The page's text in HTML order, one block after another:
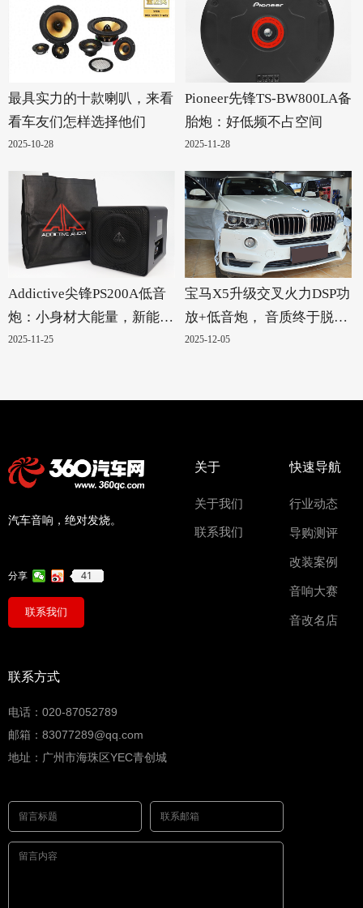
最具实力的十款喇叭，来看
看车友们怎样选择他们
2025-10-28
Pioneer先锋TS-BW800LA备
胎炮：好低频不占空间
2025-11-28
Addictive尖锋PS200A低音
炮：小身材大能量，新能源
汽车的绝配！
2025-11-25
宝马X5升级交叉火力DSP功
放+低音炮， 音质终于脱胎
换骨
2025-12-05
联系我们
汽车音响，绝对发烧。
分享 41
关于
关于我们
联系我们
快速导航
行业动态
导购测评
改装案例
音响大赛
音改名店
联系方式
电话：020-87052789
邮箱：83077289@qq.com
地址：广州市海珠区YEC青创城